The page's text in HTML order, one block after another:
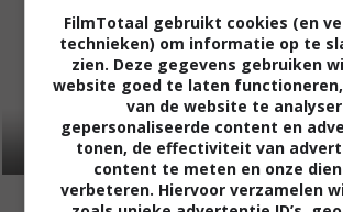
FilmTotaal gebruikt cookies (en
technieken) om informatie op te
zien. Deze gegevens gebruiken
website goed te laten
van de website te
gepersonaliseerde content en
tonen, de effectiviteit van
content te meten en onze
verbeteren. Hiervoor verzamelen